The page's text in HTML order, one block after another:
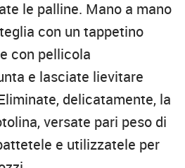
le palline. Mano a mano
con un tappetino
con pellicola
e lasciate lievitare
delicatamente, la
versate pari peso di
e utilizzatele per